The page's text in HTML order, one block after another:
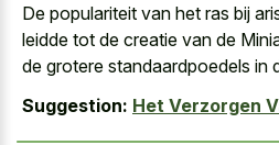
De populariteit van het ras bij
leidde tot de creatie van de
de grotere standaardpoedels in
Suggestion: Het Verzorgen